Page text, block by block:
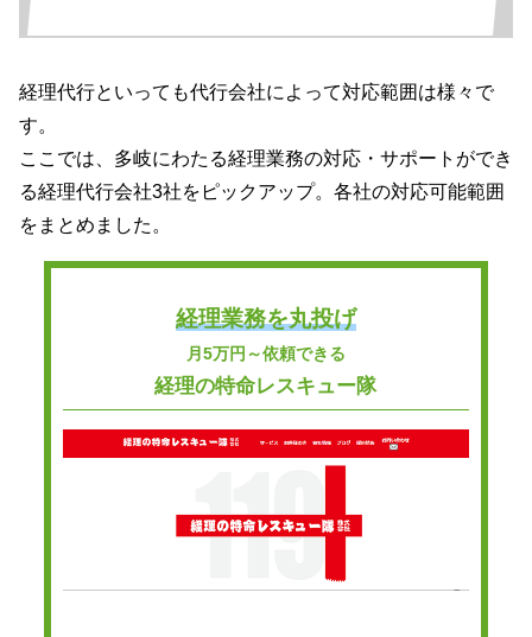
経理代行といっても代行会社によって対応範囲は様々で
す。
ここでは、多岐にわたる経理業務の対応・サポートができ
る経理代行会社3社をピックアップ。各社の対応可能範囲
をまとめました。
経理業務を丸投げ
月5万円～依頼できる
経理の特命レスキュー隊